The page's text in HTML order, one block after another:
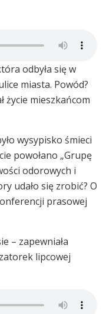
odbyła się w
miasta. Powód?
życie mieszkańcom
wysypisko śmieci
powołano „Grupę
odorowych i
udało się zrobić? O
prasowej
– zapewniała
lipcowej